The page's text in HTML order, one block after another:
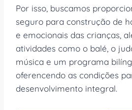
Por isso, buscamos
seguro para construção de
e emocionais das crianças,
atividades como o balé, o
música e um programa
oferencendo as condições
desenvolvimento integral.